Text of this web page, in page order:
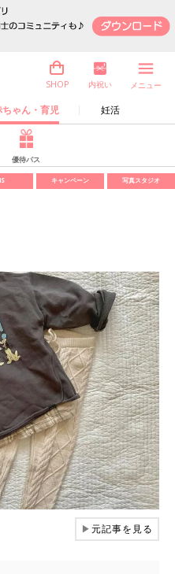
ちゃん・育児 妊活
SHOP 内祝い メニュー
優待パス
キャンペーン 写真スタジオ
▶元記事を見る